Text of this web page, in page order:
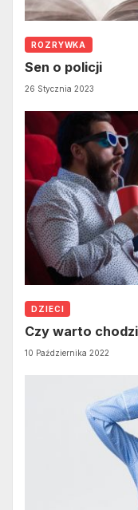
ROZRYWKA
Sen o policji
26 Stycznia 2023
DZIECI
Czy warto
10 Października 2022